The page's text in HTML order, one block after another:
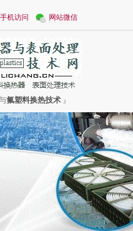
氟塑料换热技术 』
手机访问 网站微信